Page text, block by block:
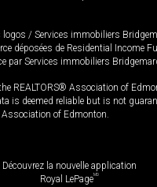
logos / Services immobiliers
déposées de Residential Income
par Services immobiliers
REALTORS® Association of
is deemed reliable but is not
Association of Edmonton.
Découvrez la nouvelle application
Royal LePageMD